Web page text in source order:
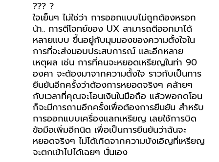
??? ?
ใจเย็นๆ ไม่ใช่ว่า การออกแบบไม่ถูกต้องหรอก
น้า.. การตีโจทย์ของ UX สามารถตีออกมาได้
หลายแบบ ขึ้นอยู่กับมุมมองของความตั้งใจใน
การที่จะส่งมอบประสบการณ์ และอีกหลาย
เหตุผล เช่น การที่คนจะหยอดเหรียญในท่า 90
องศา จะต้องมาจากความตั้งใจ ราวกับเป็นการ
ยืนยันอีกครั้งว่าต้องการหยอดจริงๆ คล้ายๆ
กับเวลาที่คุณจะโอนเงินในมือถือ แล้วพอกดโอน
ก็จะมีการถามอีกครั้งเพื่อต้องการยืนยัน สำหรับ
การออกแบบเครื่องแลกเหรียญ เลยใช้การบิด
ข้อมือเพิ่มอีกนิด เพื่อเป็นการยืนยันว่าฉันจะ
หยอดจริงๆ ไม่ได้เกิดจากความบังเอิญที่เหรียญ
จะตกเข้าไปได้เฉยๆ นั่นเอง